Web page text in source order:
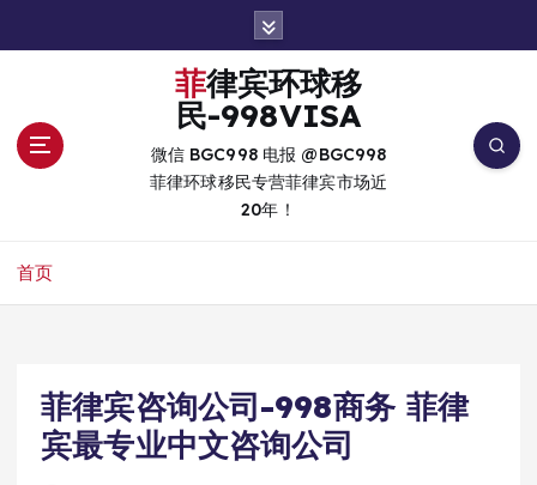
菲律宾环球移
民-998VISA
微信 BGC998 电报 @BGC998
菲律环球移民专营菲律宾市场近
20年！
首页
菲律宾咨询公司-998商务 菲律
宾最专业中文咨询公司